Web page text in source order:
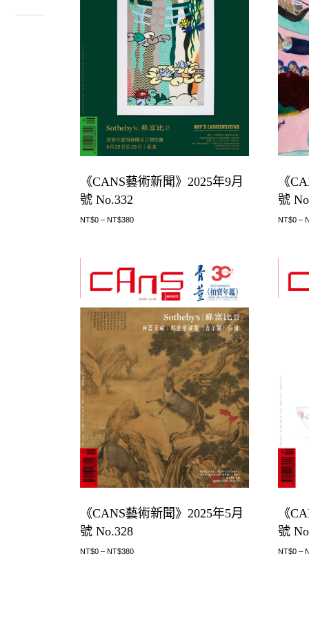
《CANS藝術新聞》2025年9月
號 No.332
NT$0 – NT$380
《
號
NT$0 –
《CANS藝術新聞》2025年5月
號 No.328
NT$0 – NT$380
《
號
NT$0 –